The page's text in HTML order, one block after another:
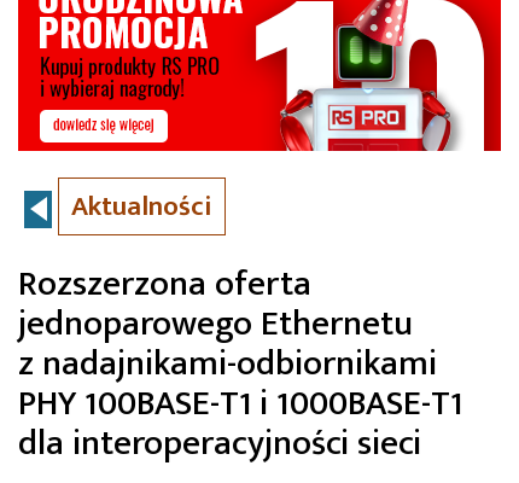
Aktualności
Rozszerzona oferta
jednoparowego Ethernetu
z nadajnikami-odbiornikami
PHY 100BASE-T1 i 1000BASE-T1
dla interoperacyjności sieci